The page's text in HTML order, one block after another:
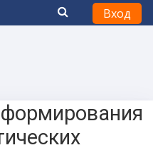
Вход